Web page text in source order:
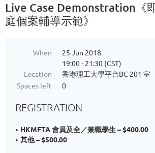
Live Case Demonstration《
庭個案輔導示範》
When
25 Jun 2018
19:00 - 21:30 (CST)
Location
香港理工大學平台BC 201 室
Spaces left
0
REGISTRATION
HKMFTA 會員及全／兼職學生 – $400.00
其他 – $500.00